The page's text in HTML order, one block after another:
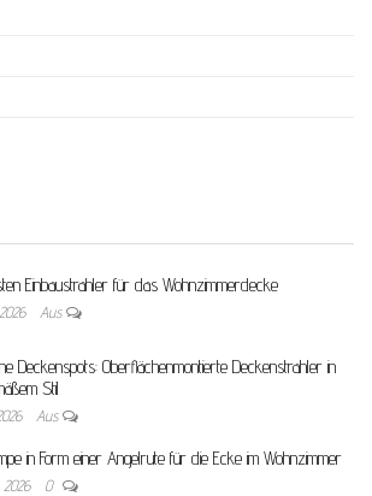
Einbaustrahler für das Wohnzimmerdecke
Aus
Deckenspots: Oberflächenmontierte Deckenstrahler in
Stil
Aus
in Form einer Angelrute für die Ecke im Wohnzimmer
2026 0